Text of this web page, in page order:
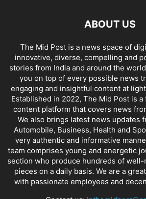
ABOUT US
The Mid Post is a news space of
innovative, diverse, compelling and
stories from India and around the
you on top of every possible news
engaging and insightful content at
Established in 2022, The Mid Post is
content platform that covers news
We also brings latest news updates
Automobile, Business, Health and
very authentic and informative
team comprises young and energetic
section who produce hundreds of
pieces on a daily basis. We are a
with passionate employees and